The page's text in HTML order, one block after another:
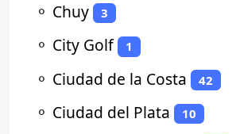
⚬ Chuy 3
⚬ City Golf 1
⚬ Ciudad de la Costa 42
⚬ Ciudad del Plata 10